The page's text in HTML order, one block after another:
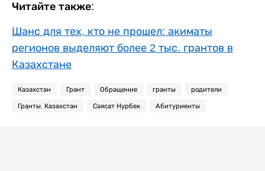
Читайте также:
Шанс для тех, кто не прошел: акиматы
регионов выделяют более 2 тыс. грантов в
Казахстане
Казахстан Грант Обращение гранты родители
Гранты. Казахстан Саясат Нурбек Абитуриенты